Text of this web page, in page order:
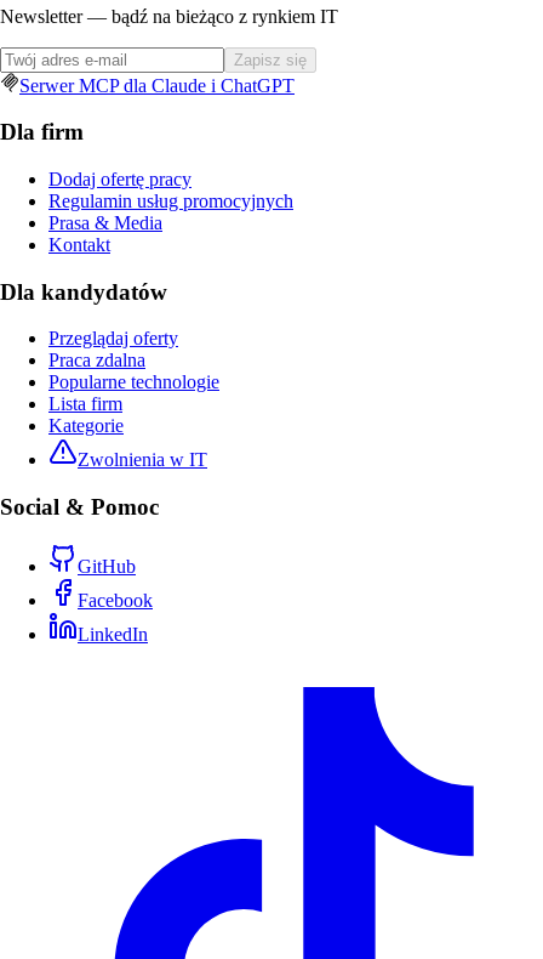
Newsletter — bądź na bieżąco z rynkiem IT
Zapisz się
Serwer MCP dla Claude i ChatGPT
Dla firm
Dodaj ofertę pracy
Regulamin usług promocyjnych
Prasa & Media
Kontakt
Dla kandydatów
Przeglądaj oferty
Praca zdalna
Popularne technologie
Lista firm
Kategorie
Zwolnienia w IT
Social & Pomoc
GitHub
Facebook
LinkedIn